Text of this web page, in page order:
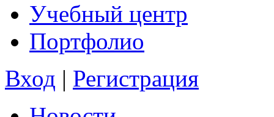
Учебный центр
Портфолио
Вход | Регистрация